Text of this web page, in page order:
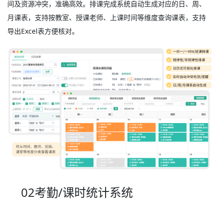
间及资源冲突，准确高效。排课完成系统自动生成对应的日、周、
月课表，支持按教室、授课老师、上课时间等维度查询课表，支持
导出Excel表方便核对。
02考勤/课时统计系统